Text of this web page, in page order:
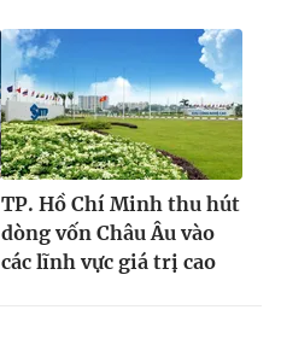
TP. Hồ Chí Minh thu hút
dòng vốn Châu Âu vào
các lĩnh vực giá trị cao